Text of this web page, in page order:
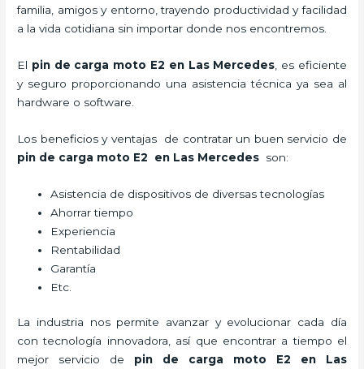
familia, amigos y entorno, trayendo productividad y facilidad
a la vida cotidiana sin importar donde nos encontremos.
El pin de carga moto E2 en Las Mercedes , es eficiente
y seguro proporcionando una asistencia técnica ya sea al
hardware o software.
Los beneficios y ventajas de contratar un buen servicio de
pin de carga moto E2
en Las Mercedes son:
Asistencia de dispositivos de diversas tecnologías
Ahorrar tiempo
Experiencia
Rentabilidad
Garantía
Etc.
La industria nos permite avanzar y evolucionar cada día
con tecnología innovadora, así que encontrar a tiempo el
mejor servicio de pin de carga moto E2
en Las